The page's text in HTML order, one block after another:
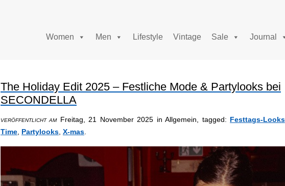
Women Men Lifestyle Vintage Sale Journal
The Holiday Edit 2025 – Festliche Mode & Partylooks bei
SECONDELLA
VERÖFFENTLICHT AMFreitag, 21 November 2025 in Allgemein, tagged: Festtags-Looks
Time, Partylooks, X-mas.